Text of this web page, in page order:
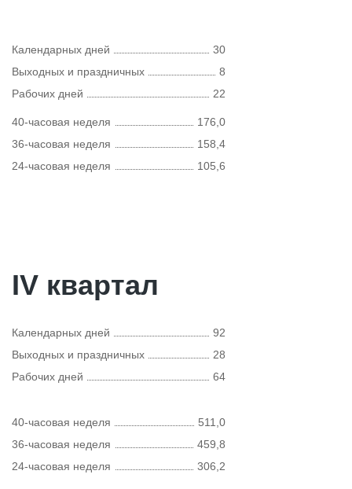
Календарных дней
30
Выходных и праздничных
8
Рабочих дней
22
40-часовая неделя
176,0
36-часовая неделя
158,4
24-часовая неделя
105,6
IV квартал
Календарных дней
92
Выходных и праздничных
28
Рабочих дней
64
40-часовая неделя
511,0
36-часовая неделя
459,8
24-часовая неделя
306,2